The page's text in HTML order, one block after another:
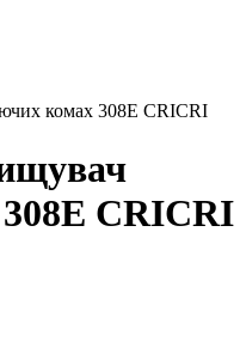
комах 308E CRICRI
CRICRI